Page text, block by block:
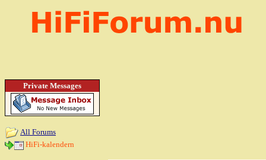
Private Messages
All Forums
HiFi-kalendern